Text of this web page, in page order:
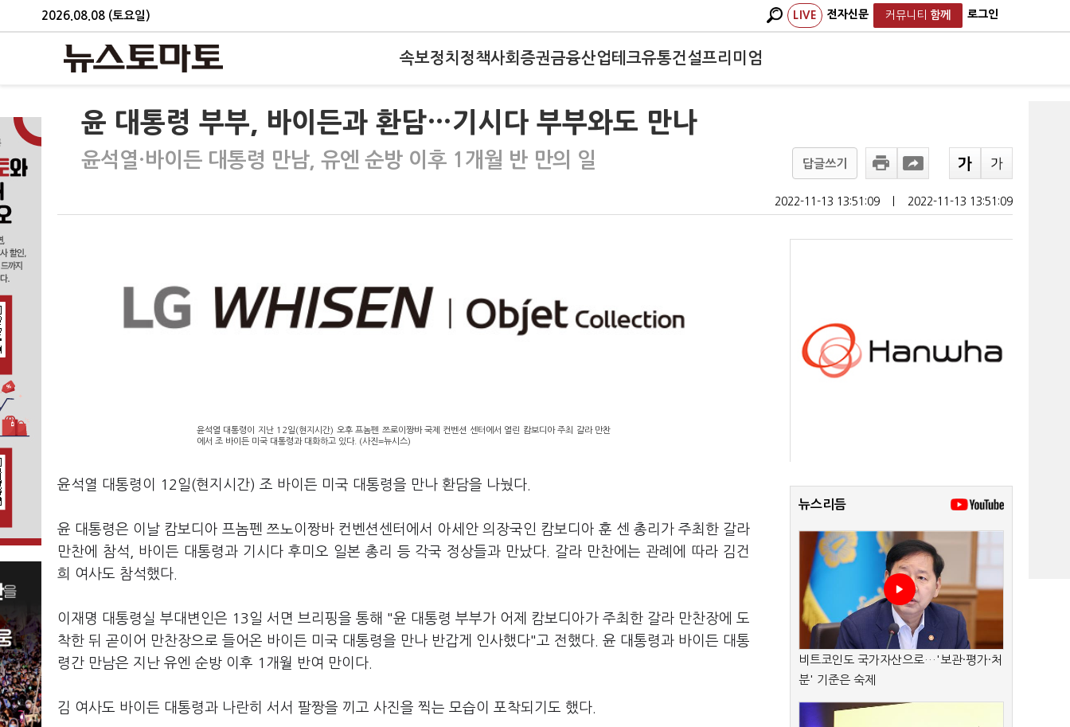
2026.08.08 (토요일) LIVE 전자신문 커뮤니티 함께 로그인
속보정치 정책사회 증권금융산업테크유통건설프리미엄
윤 대통령 부부, 바이든과 환담…기시다 부부와도 만나
윤석열·바이든 대통령 만남, 유엔 순방 이후 1개월 반 만의 일 답글쓰기
2022-11-13 13:51:09 2022-11-13 13:51:09
윤석열 대통령이 지난 12일(현지시간) 오후 프놈펜 쯔로이짱바 국제 컨벤션 센터에서 열린 캄보디아 주최 갈라 만찬
에서 조 바이든 미국 대통령과 대화하고 있다. (사진=뉴시스)
윤석열 대통령이 12일(현지시간) 조 바이든 미국 대통령을 만나 환담을 나눴다.
윤 대통령은 이날 캄보디아 프놈펜 쯔노이짱바 컨벤션센터에서 아세안 의장국인 캄보디아 훈 센 총리가 주최한 갈라
만찬에 참석, 바이든 대통령과 기시다 후미오 일본 총리 등 각국 정상들과 만났다. 갈라 만찬에는 관례에 따라 김건
희 여사도 참석했다.
이재명 대통령실 부대변인은 13일 서면 브리핑을 통해 "윤 대통령 부부가 어제 캄보디아가 주최한 갈라 만찬장에 도
착한 뒤 곧이어 만찬장으로 들어온 바이든 미국 대통령을 만나 반갑게 인사했다"고 전했다. 윤 대통령과 바이든 대통
령간 만남은 지난 유엔 순방 이후 1개월 반여 만이다.
김 여사도 바이든 대통령과 나란히 서서 팔짱을 끼고 사진을 찍는 모습이 포착되기도 했다.
뉴스리듬
비트코인도 국가자산으로…'보관·평가·처
분' 기준은 숙제